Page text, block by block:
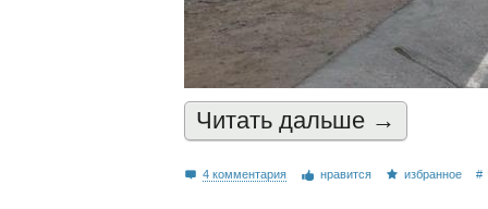
Читать дальшe →
4 комментария нравится избранное #